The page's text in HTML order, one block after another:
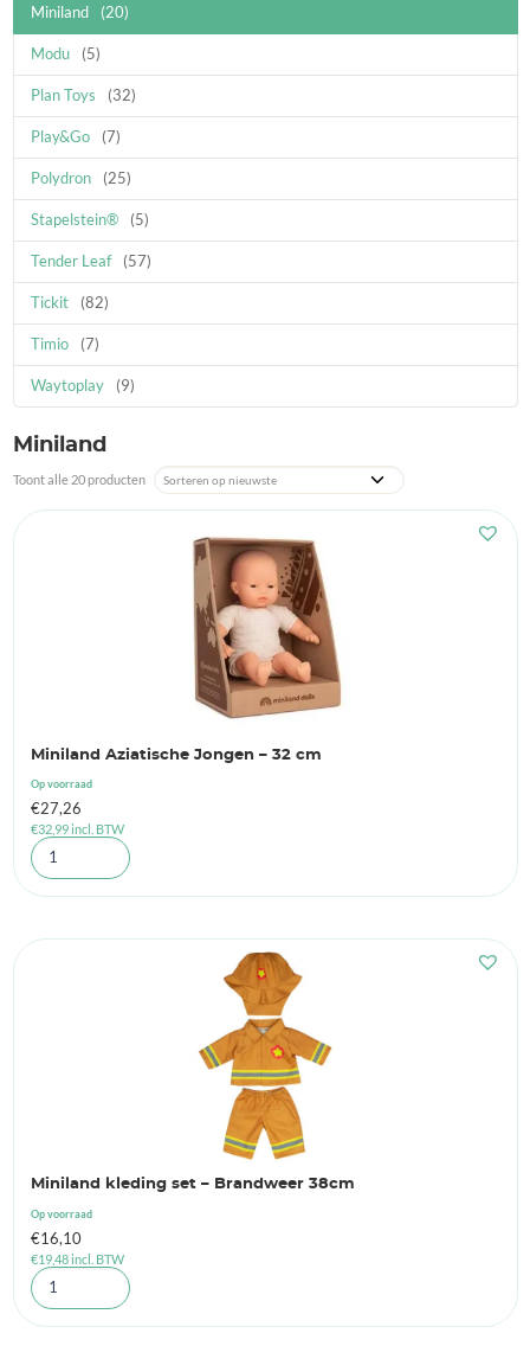
Miniland (20)
Modu (5)
Plan Toys (32)
Play&Go (7)
Polydron (25)
Stapelstein® (5)
Tender Leaf (57)
Tickit (82)
Timio (7)
Waytoplay (9)
Miniland
Toont alle 20 producten
Miniland Aziatische Jongen – 32 cm
Op voorraad
€27,26
€32,99incl. BTW
Miniland kleding set – Brandweer 38cm
Op voorraad
€16,10
€19,48incl. BTW